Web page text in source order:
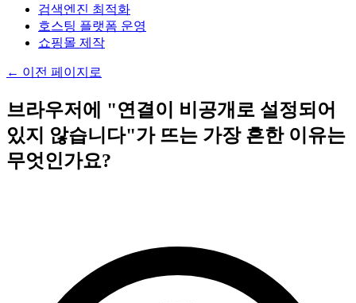
검색엔진 최적화
호스팅 플랫폼 운영
쇼핑몰 제작
← 이전 페이지로
브라우저에 "연결이 비공개로 설정되어
있지 않습니다"가 뜨는 가장 흔한 이유는
무엇인가요?